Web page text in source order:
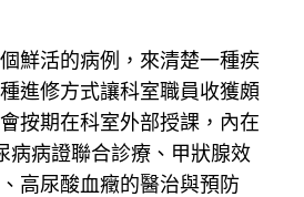
活的病例，來清楚一種疾
進修方式讓科室職員收獲頗
按期在科室外部授課，內在
病病證聯合診療、甲狀腺效
高尿酸血癥的醫治與預防